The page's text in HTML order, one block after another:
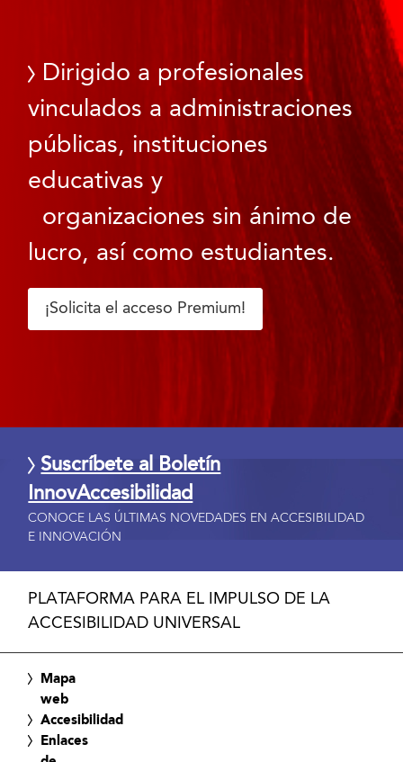
Dirigido a profesionales
vinculados a administraciones
públicas, instituciones
educativas y
organizaciones sin ánimo de
lucro, así como estudiantes.
¡Solicita el acceso Premium!
Suscríbete al Boletín
InnovAccesibilidad
CONOCE LAS ÚLTIMAS NOVEDADES EN ACCESIBILIDAD
E INNOVACIÓN
PLATAFORMA PARA EL IMPULSO DE LA
ACCESIBILIDAD UNIVERSAL
Mapa
web
Accesibilidad
Enlaces